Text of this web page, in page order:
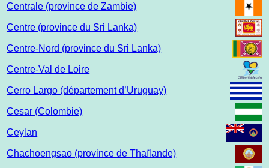
Centrale (province de Zambie)
Centre (province du Sri Lanka)
Centre-Nord (province du Sri Lanka)
Centre-Val de Loire
Cerro Largo (département d’Uruguay)
Cesar (Colombie)
Ceylan
Chachoengsao (province de Thaïlande)